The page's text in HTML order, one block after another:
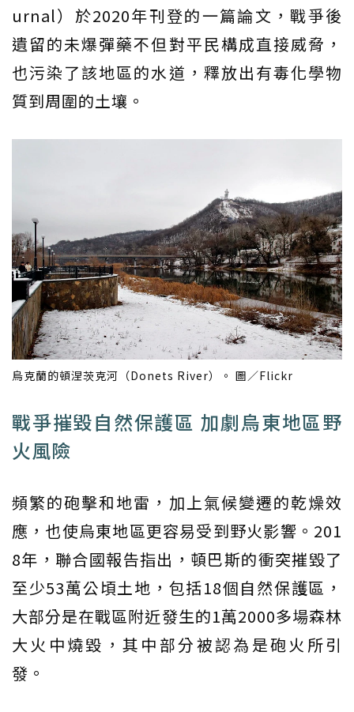
urnal）於2020年刊登的一篇論文，戰爭後
遺留的未爆彈藥不但對平民構成直接威脅，
也污染了該地區的水道，釋放出有毒化學物
質到周圍的土壤。
烏克蘭的頓涅茨克河（Donets River）。 圖／Flickr
戰爭摧毀自然保護區 加劇烏東地區野
火風險
頻繁的砲擊和地雷，加上氣候變遷的乾燥效
應，也使烏東地區更容易受到野火影響。201
8年，聯合國報告指出，頓巴斯的衝突摧毀了
至少53萬公頃土地，包括18個自然保護區，
大部分是在戰區附近發生的1萬2000多場森林
大火中燒毀，其中部分被認為是砲火所引
發。